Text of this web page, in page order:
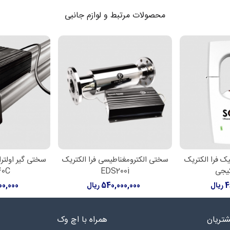
محصولات مرتبط و لوازم جانبی
فرا الکتریک
افزودن به سبد خرید
سختی الکترومغناطیسی فرا الکتریک
EDS200i
540,000,000 ریال
افزودنسختی گیر
همراه با اچ وک